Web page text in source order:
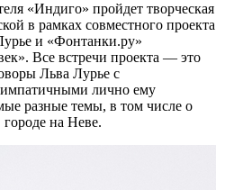
«Индиго» пройдет творческая
в рамках совместного проекта
и «Фонтанки.ру»
Все встречи проекта — это
Льва Лурье с
лично ему
разные темы, в том числе о
на Неве.